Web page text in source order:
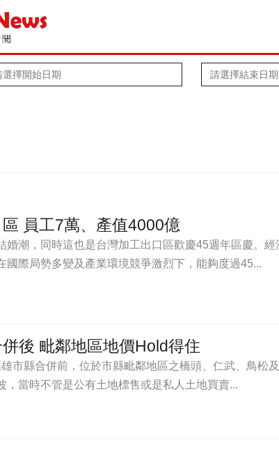
員工7萬、產值4000億
婚潮，同時這也是台灣加工出口區歡慶45週年區慶。經
國際局勢多變及產業環境競爭激烈下，能夠度過45...
後 毗鄰地區地價Hold得住
市縣合併前，位於市縣毗鄰地區之橋頭、仁武、鳥松
，當時不管是公有土地標售或是私人土地買賣...